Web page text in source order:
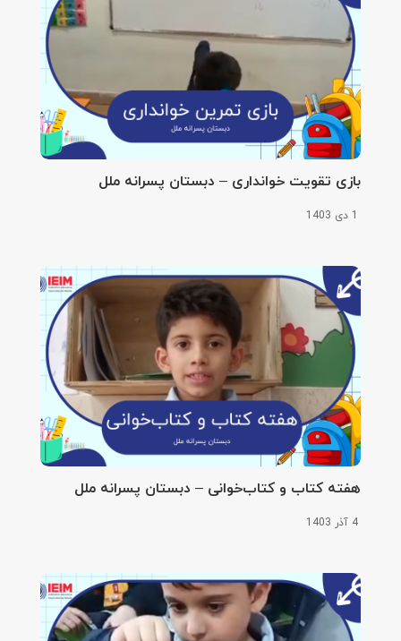
بازی تقویت خوانداری – دبستان پسرانه ملل
1 دی 1403
هفته کتاب و کتاب‌خوانی – دبستان پسرانه ملل
4 آذر 1403